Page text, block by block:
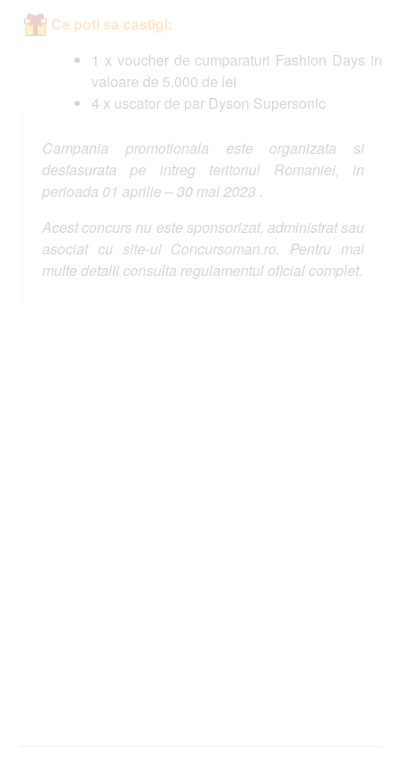
Ce poti sa castigi:
1 x voucher de cumparaturi Fashion Days in
valoare de 5.000 de lei
4 x uscator de par Dyson Supersonic
Campania promotionala este organizata si
desfasurata pe intreg teritoriul Romaniei, in
perioada 01 aprilie – 30 mai 2023 .
Acest concurs nu este sponsorizat, administrat sau
asociat cu site-ul Concursoman.ro. Pentru mai
multe detalii consulta regulamentul oficial complet.